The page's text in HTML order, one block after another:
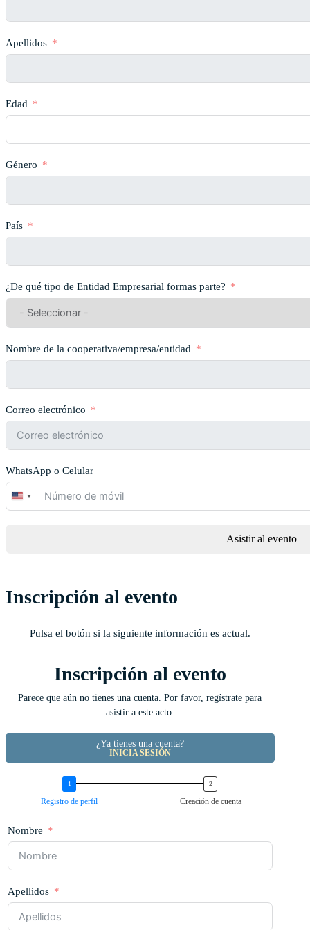
Apellidos
Edad
Género
País
¿De qué tipo de Entidad Empresarial formas parte?
Nombre de la cooperativa/empresa/entidad
Correo electrónico
WhatsApp o Celular
United
States
Asistir al evento
Inscripción al evento
Pulsa el botón si la siguiente información es actual.
Inscripción al evento
Parece que aún no tienes una cuenta. Por favor, regístrate para
asistir a este acto.
¿Ya tienes una cuenta?
INICIA SESIÓN
Registro de perfil Creación de cuenta
Nombre
Apellidos